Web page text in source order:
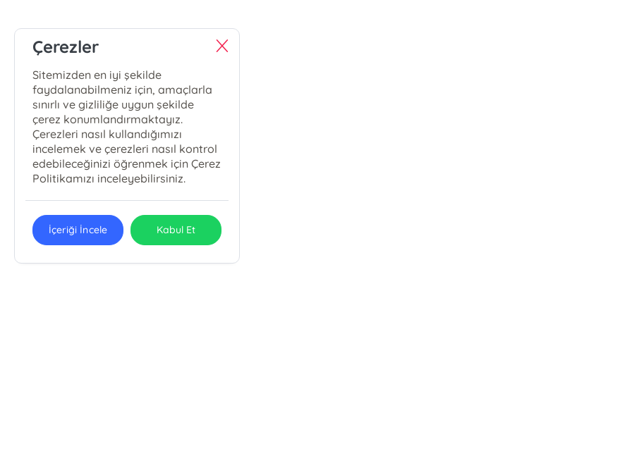
Çerezler
Sitemizden en iyi şekilde
faydalanabilmeniz için, amaçlarla
sınırlı ve gizliliğe uygun şekilde
çerez konumlandırmaktayız.
Çerezleri nasıl kullandığımızı
incelemek ve çerezleri nasıl kontrol
edebileceğinizi öğrenmek için Çerez
Politikamızı inceleyebilirsiniz.
İçeriği İncele Kabul Et